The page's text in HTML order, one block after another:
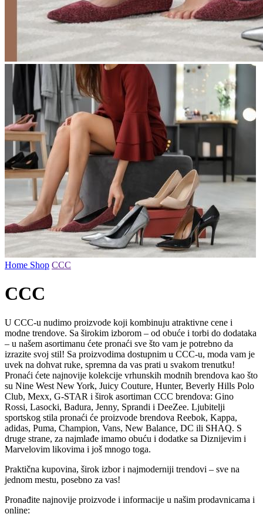
Home Shop CCC
CCC
U CCC-u nudimo proizvode koji kombinuju atraktivne cene i
modne trendove. Sa širokim izborom – od obuće i torbi do dodataka
– u našem asortimanu ćete pronaći sve što vam je potrebno da
izrazite svoj stil! Sa proizvodima dostupnim u CCC-u, moda vam je
uvek na dohvat ruke, spremna da vas prati u svakom trenutku!
Pronaći ćete najnovije kolekcije vrhunskih modnih brendova kao što
su Nine West New York, Juicy Couture, Hunter, Beverly Hills Polo
Club, Mexx, G-STAR i širok asortiman CCC brendova: Gino
Rossi, Lasocki, Badura, Jenny, Sprandi i DeeZee. Ljubitelji
sportskog stila pronaći će proizvode brendova Reebok, Kappa,
adidas, Puma, Champion, Vans, New Balance, DC ili SHAQ. S
druge strane, za najmlađe imamo obuću i dodatke sa Diznijevim i
Marvelovim likovima i još mnogo toga.
Praktična kupovina, širok izbor i najmoderniji trendovi – sve na
jednom mestu, posebno za vas!
Pronađite najnovije proizvode i informacije u našim prodavnicama i
online: